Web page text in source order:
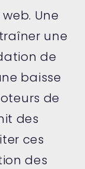
Une
une
de
baisse
de
des
ces
des